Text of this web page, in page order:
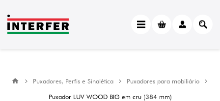
Puxadores, Perfis e Sinalética
Puxadores para mobiliário
Puxador LUV WOOD BIG em cru (384 mm)